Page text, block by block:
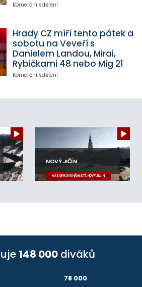
Komerční sdělení
Hrady CZ míří tento pátek a
sobotu na Veveří s
Danielem Landou, Mirai,
Rybičkami 48 nebo Mig 21
Komerční sdělení
NOVÝ JIČÍN
MASARYKOVO NÁMĚSTÍ, NOVÝ JIČÍN
148 000 diváků
78 000